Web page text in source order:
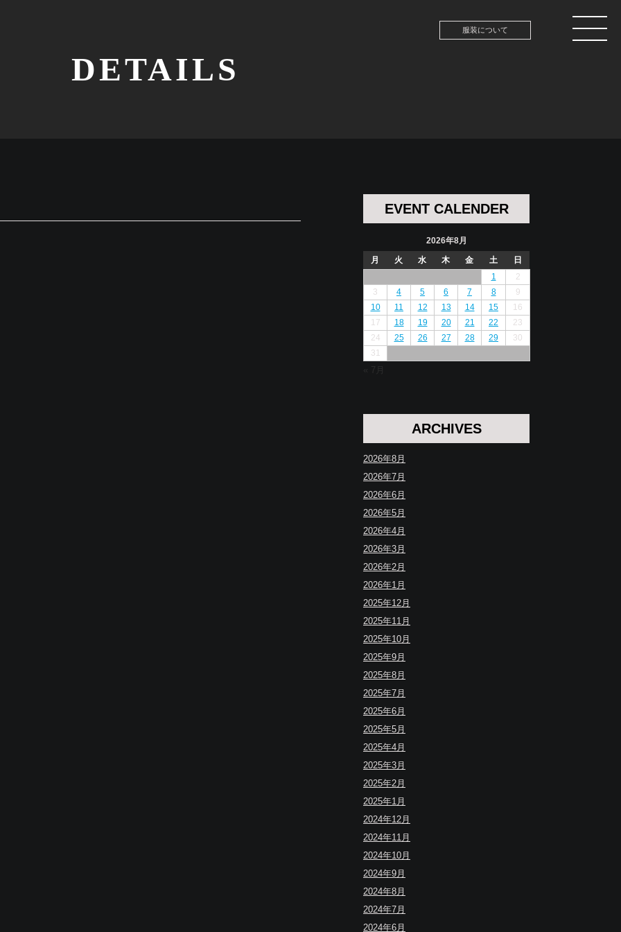
服装について
DETAILS
EVENT CALENDER
2026年8月
月
火 水 木 金 土
日
1
2
3
4 5 6 7 8
9
10
11 12 13 14 15
16
17
18 19 20 21 22
23
24
25 26 27 28 29
30
31
« 7月
ARCHIVES
2026年8月
2026年7月
2026年6月
2026年5月
2026年4月
2026年3月
2026年2月
2026年1月
2025年12月
2025年11月
2025年10月
2025年9月
2025年8月
2025年7月
2025年6月
2025年5月
2025年4月
2025年3月
2025年2月
2025年1月
2024年12月
2024年11月
2024年10月
2024年9月
2024年8月
2024年7月
2024年6月